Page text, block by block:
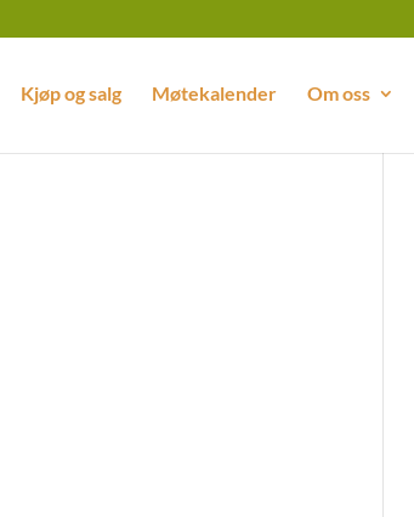
Kjøp og salg Møtekalender Om oss